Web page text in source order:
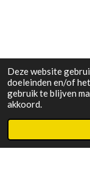
Deze website
doeleinden en/of
gebruik te blijven
akkoord.
L
i
k
d